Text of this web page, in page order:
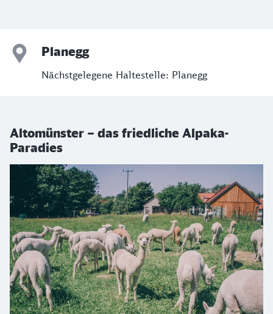
Planegg
Nächstgelegene Haltestelle: Planegg
Altomünster – das friedliche Alpaka-
Paradies